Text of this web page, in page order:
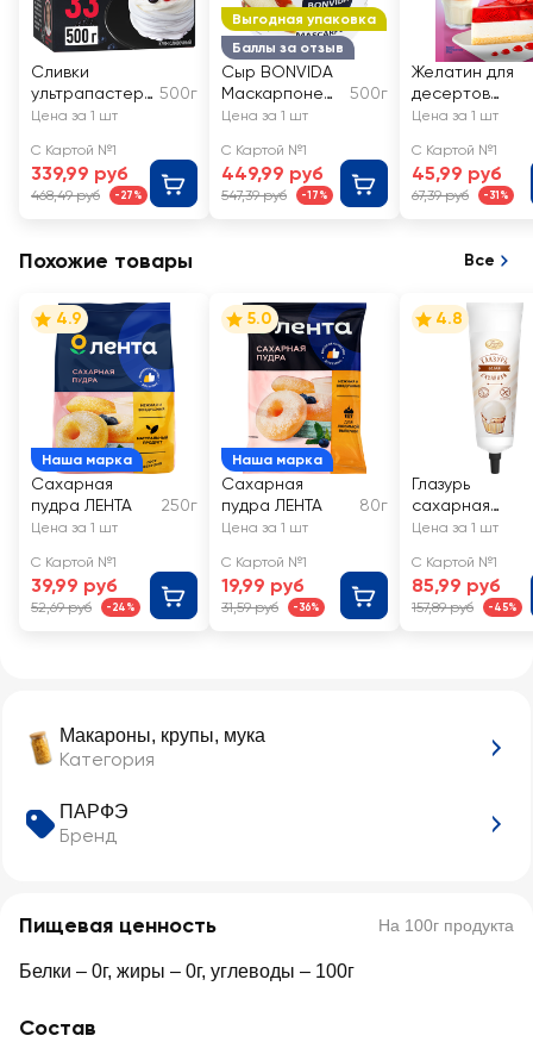
Макароны, крупы, мука
Категория
ПАРФЭ
Бренд
Пищевая ценность На 100г продукта
Белки – 0г, жиры – 0г, углеводы – 100г
Состав
Сливки
ультрапастери
зованные
взбивания 33%,
без змж
500г
Цена за 1 шт
С Картой №1
339,99 руб
468,49 руб -27%
Выгодная упаковка
Баллы за отзыв
Сыр BONVIDA
Маскарпоне
80%, без змж
500г
Цена за 1 шт
С Картой №1
449,99 руб
547,39 руб -17%
Желатин для
десертов
DR.BAKERS
Цена за 1 шт
С Картой №1
45,99 руб
67,39 руб -31%
Похожие товары Все
Наша марка
4.9
Сахарная
пудра ЛЕНТА
250г
Цена за 1 шт
С Картой №1
39,99 руб
52,69 руб -24%
Наша марка
5.0
Сахарная
пудра ЛЕНТА
80г
Цена за 1 шт
С Картой №1
19,99 руб
31,59 руб -36%
4.8
Глазурь
сахарная
ПАРФЭ Прямо
белая
Цена за 1 шт
С Картой №1
85,99 руб
157,89 руб -45%